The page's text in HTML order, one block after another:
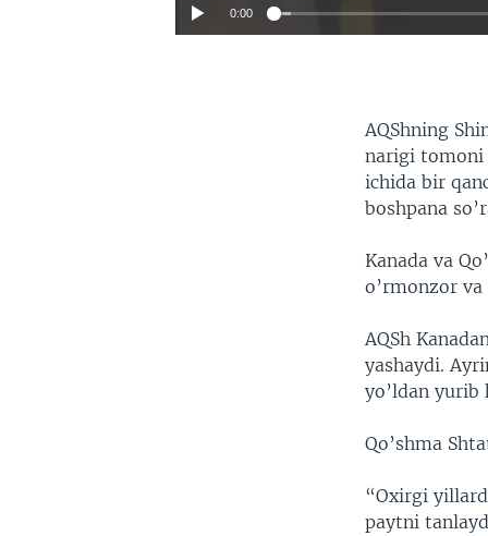
0:00
AQShning
narigi tomoni
ichida bir
boshpana
Kanada va
o’rmonzor
AQSh
yashaydi.
yo’ldan yurib
Qo’shma
“Oxirgi
paytni